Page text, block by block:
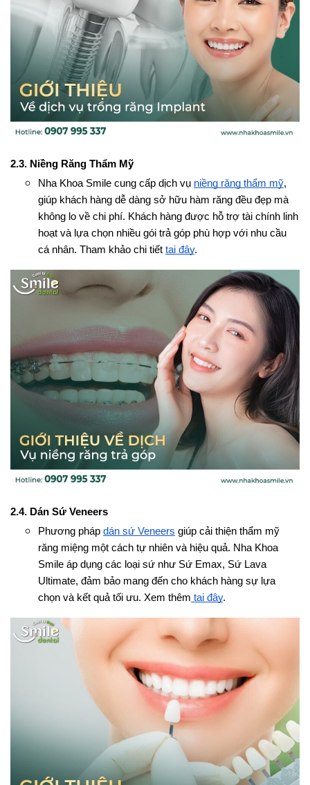
2.3. Niềng Răng Thẩm Mỹ
Nha Khoa Smile cung cấp dịch vụ niềng răng thẩm mỹ,
giúp khách hàng dễ dàng sở hữu hàm răng đều đẹp mà
không lo về chi phí. Khách hàng được hỗ trợ tài chính linh
hoạt và lựa chọn nhiều gói trả góp phù hợp với nhu cầu
cá nhân. Tham khảo chi tiết tại đây.
2.4. Dán Sứ Veneers
Phương pháp dán sứ Veneers giúp cải thiện thẩm mỹ
răng miệng một cách tự nhiên và hiệu quả. Nha Khoa
Smile áp dụng các loại sứ như Sứ Emax, Sứ Lava
Ultimate, đảm bảo mang đến cho khách hàng sự lựa
chọn và kết quả tối ưu. Xem thêm tại đây.